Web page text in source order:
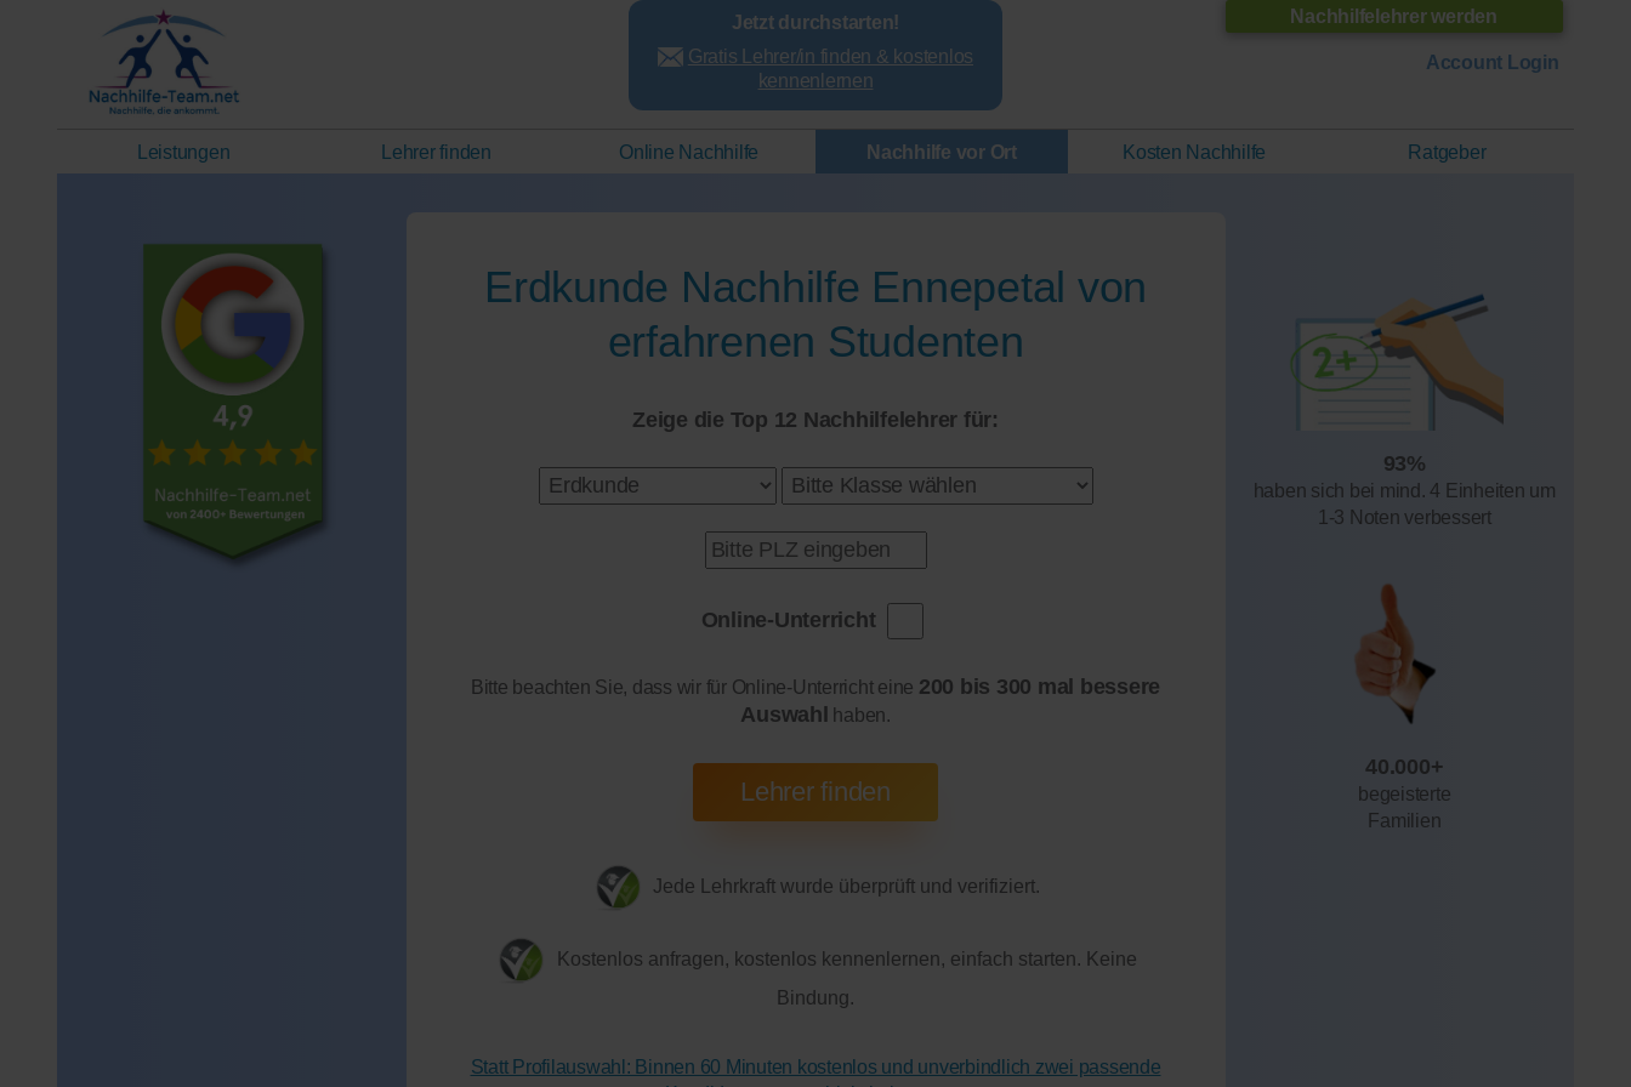
Nachhilfelehrer werden
Account Login
Jetzt durchstarten!
Gratis Lehrer/in finden & kostenlos
kennenlernen
Leistungen Lehrer finden Online Nachhilfe Nachhilfe vor Ort Kosten Nachhilfe Ratgeber
93%
haben sich bei mind. 4 Einheiten um
1-3 Noten verbessert
40.000+
begeisterte
Familien
Erdkunde Nachhilfe Ennepetal von
erfahrenen Studenten
Zeige die Top 12 Nachhilfelehrer für:
Online-Unterricht
Bitte beachten Sie, dass wir für Online-Unterricht eine 200 bis 300 mal bessere
Auswahl
haben.
Jede Lehrkraft wurde überprüft und verifiziert.
Kostenlos anfragen, kostenlos kennenlernen, einfach starten. Keine
Bindung.
Statt Profilauswahl: Binnen 60 Minuten kostenlos und unverbindlich zwei passende